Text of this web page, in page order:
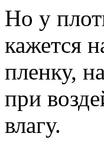
Но у
кажется
пленку,
при
влагу.